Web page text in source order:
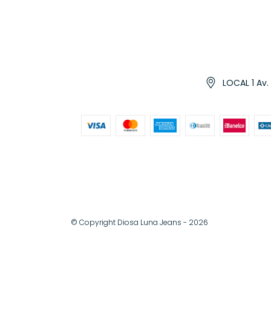
LOCAL 1
© Copyright Diosa Luna Jeans - 2026